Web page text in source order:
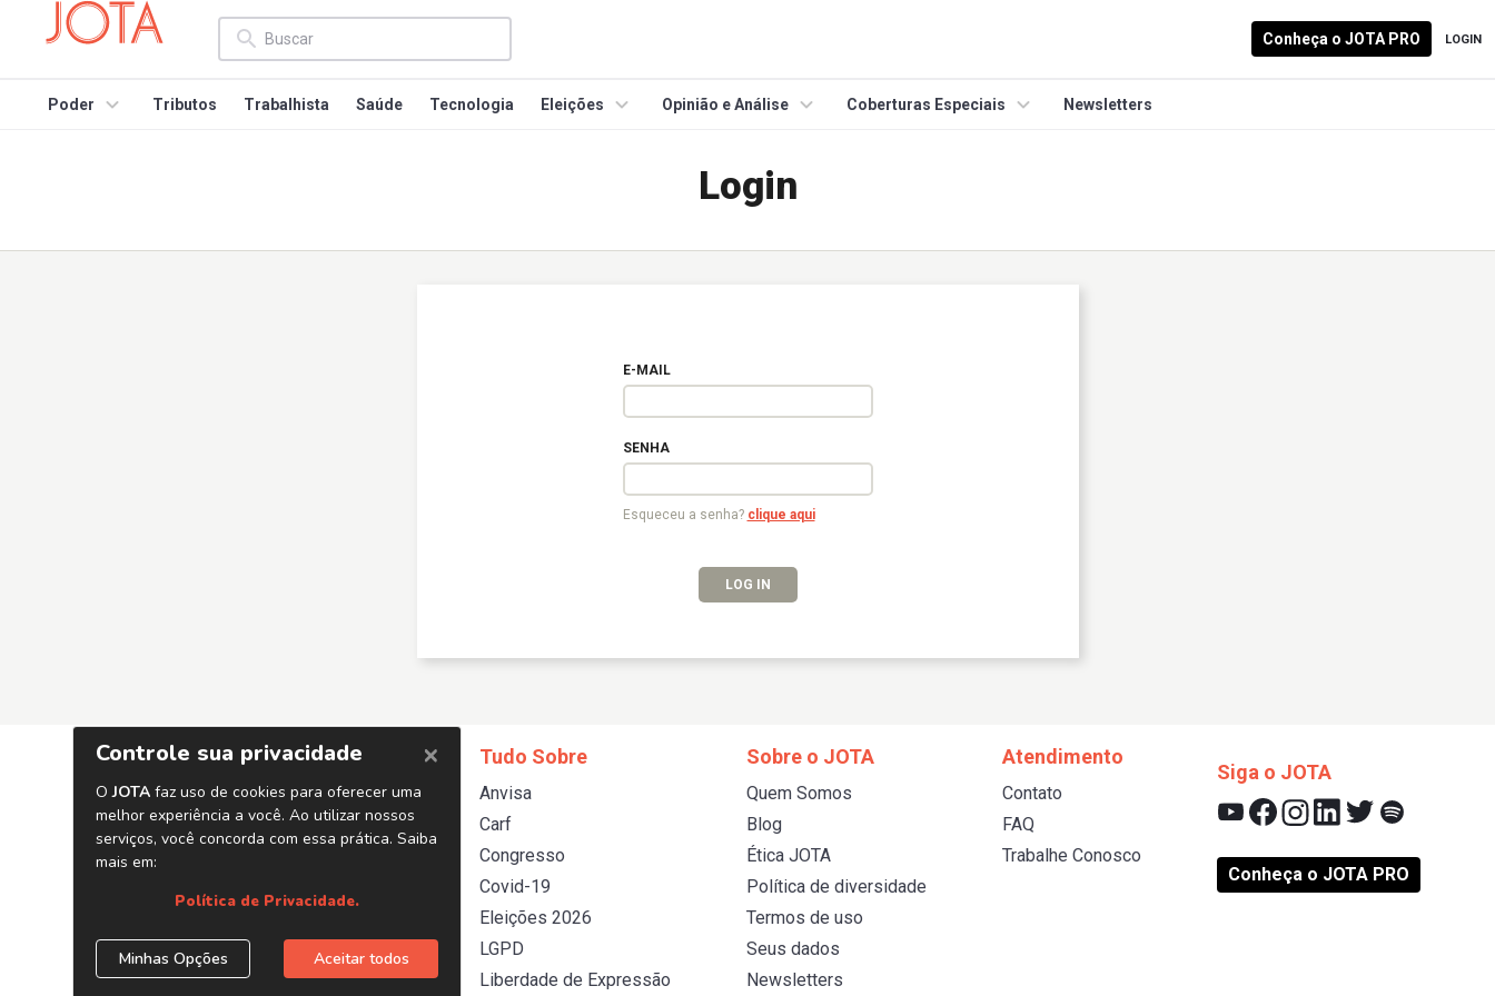
Conheça o JOTA PRO LOGIN
Poder Tributos Trabalhista Saúde Tecnologia Eleições Opinião e Análise Coberturas Especiais Newsletters
Login
E-MAIL
SENHA
Esqueceu a senha? clique aqui
LOG IN
Editorias
Poder
Tributos
Trabalhista
Opinião e Análise
Coberturas Especiais
Temas
STF
Executivo
Tudo Sobre
Anvisa
Carf
Congresso
Covid-19
Eleições 2026
LGPD
Liberdade de Expressão
Sobre o JOTA
Quem Somos
Blog
Ética JOTA
Política de diversidade
Termos de uso
Seus dados
Newsletters
Atendimento
Contato
FAQ
Trabalhe Conosco
Siga o JOTA
Conheça o JOTA PRO